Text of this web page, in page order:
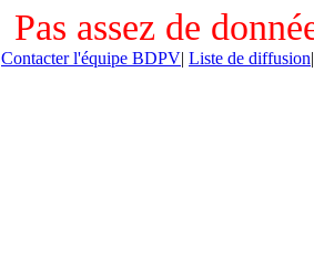
Pas assez de
Contacter l'équipe BDPV| Liste de diffusion